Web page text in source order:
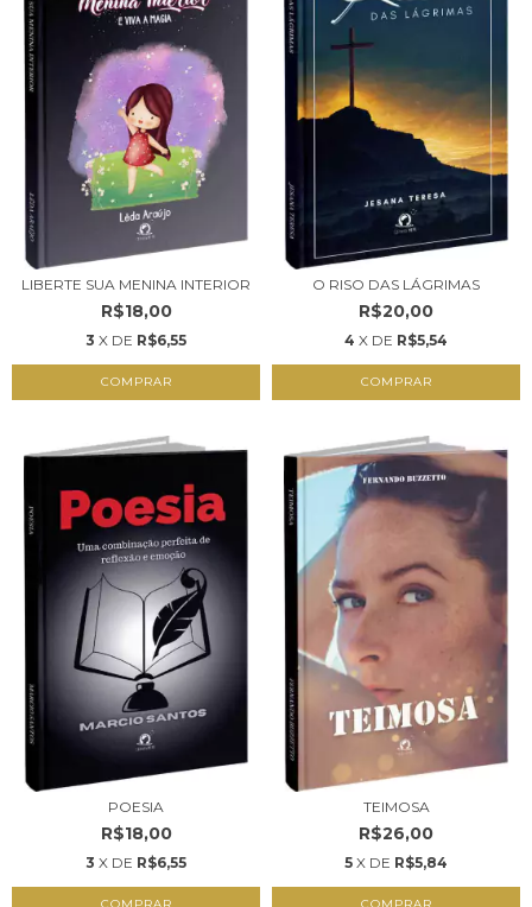
LIBERTE SUA MENINA INTERIOR
R$18,00
3 X DE R$6,55
COMPRAR
O RISO DAS LÁGRIMAS
R$20,00
4 X DE R$5,54
COMPRAR
POESIA
R$18,00
3 X DE R$6,55
TEIMOSA
R$26,00
5 X DE R$5,84